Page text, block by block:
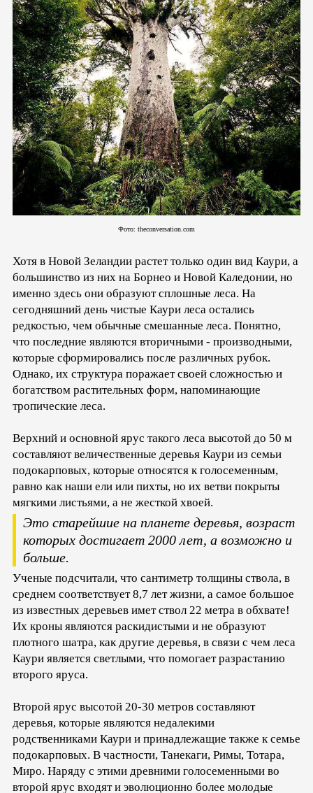
Фото: theconversation.com
Хотя в Новой Зеландии растет только один вид Каури, а
большинство из них на Борнео и Новой Каледонии, но
именно здесь они образуют сплошные леса. На
сегодняшний день чистые Каури леса остались
редкостью, чем обычные смешанные леса. Понятно,
что последние являются вторичными - производными,
которые сформировались после различных рубок.
Однако, их структура поражает своей сложностью и
богатством растительных форм, напоминающие
тропические леса.
Верхний и основной ярус такого леса высотой до 50 м
составляют величественные деревья Каури из семьи
подокарповых, которые относятся к голосеменным,
равно как наши ели или пихты, но их ветви покрыты
мягкими листьями, а не жесткой хвоей.
Это старейшие на планете деревья, возраст
которых достигает 2000 лет, а возможно и
больше.
Ученые подсчитали, что сантиметр толщины ствола, в
среднем соответствует 8,7 лет жизни, а самое большое
из известных деревьев имет ствол 22 метра в обхвате!
Их кроны являются раскидистыми и не образуют
плотного шатра, как другие деревья, в связи с чем леса
Каури является светлыми, что помогает разрастанию
второго яруса.
Второй ярус высотой 20-30 метров составляют
деревья, которые являются недалекими
родственниками Каури и принадлежащие также к семье
подокарповых. В частности, Танекаги, Римы, Тотара,
Миро. Наряду с этими древними голосеменными во
второй ярус входят и эволюционно более молодые